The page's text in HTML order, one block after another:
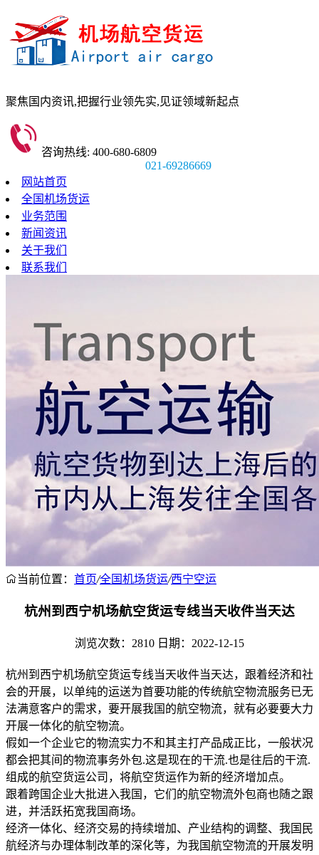
聚焦国内资讯,把握行业领先实,见证领域新起点
咨询热线: 400-680-6809
021-69286669
网站首页
全国机场货运
业务范围
新闻资讯
关于我们
联系我们
当前位置： 首页/全国机场货运/西宁空运
杭州到西宁机场航空货运专线当天收件当天达
浏览次数：2810 日期：2022-12-15
杭州到西宁机场航空货运专线当天收件当天达，跟着经济和社
会的开展，以单纯的运送为首要功能的传统航空物流服务已无
法满意客户的需求，要开展我国的航空物流，就有必要要大力
开展一体化的航空物流。
假如一个企业它的物流实力不和其主打产品成正比，一般状况
都会把其间的物流事务外包.这是现在的干流.也是往后的干流.
组成的航空货运公司，将航空货运作为新的经济增加点。
跟着跨国企业大批进入我国，它们的航空物流外包商也随之跟
进，并活跃拓宽我国商场。
经济一体化、经济交易的持续增加、产业结构的调整、我国民
航经济与办理体制改革的深化等，为我国航空物流的开展发明